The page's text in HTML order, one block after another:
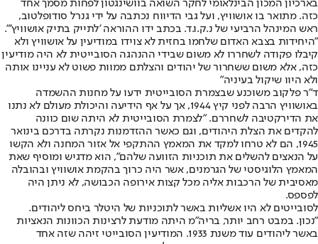
בארכיון המכון הבינלאומי לחקר השואה בוושינגטון לפחות מסמך אחד
כזה. מתואר בו אושוויץ, ועל גבי הדיווח נכתבה על ידי גנרל סודופלטוב,
ראש המינהל הרביעי של נ.ק.ו.ד. בכתב ידו ההוראה 'לתייק בתיק אושוויץ'".
"היחידות בצבא האדום שלחמו בחזית לא צוידו במודיעין על אושוויץ ולא
קיבלו פקודה לשחררו לא משום שבידי ההנהגה הסובייטית לא היה מודיעין
כזה, אלא משום ששחרור של יהודים והצלתם ממוות פשוט לא עניינו אותה
ולא היוו שיקול בעיניה"
ד"ר פלקוב משוכנע שבצמרת הסובייטית ידעו על מחנות ההשמדה
באושוויץ הרבה לפני קיץ 1944, אך על אף הידיעה והיכולת מעולם לא נתנו
את הדירקטיבה לשחררם. "לצמרת הסובייטית לא היתה שום כוונה
להקדים את הצלת היהודים, וגם כאשר ההזדמנות נקרתה בדרכם בינואר
1945, הם לא טרחו למקד את המאמץ ההתקפי אל אזור המחנה ולא הקשו
על הנאצים להשלים את תוכניות הזוועה שלהם", הוא מדגיש ומוסיף שאת
המאמץ הלוגיסטי של הגרמנים, אשר היה כרוך בהקמת אושוויץ ובהובלה
מאסיבית של הרכבות אליה מכל קצות אירופה הכבושה, לא ניתן היה
לפספס.
לסובייטים לא היו אשליות באשר לתוכניות של היטלר ביחס ליהודים.
"נכון. במבט רחב יותר, בריה"מ היתה מודעת לרצינות הכוונות הנאציות
באשר ליהודים עוד משנת 1933. המודיעין הסובייטי זיהה שזה אחד